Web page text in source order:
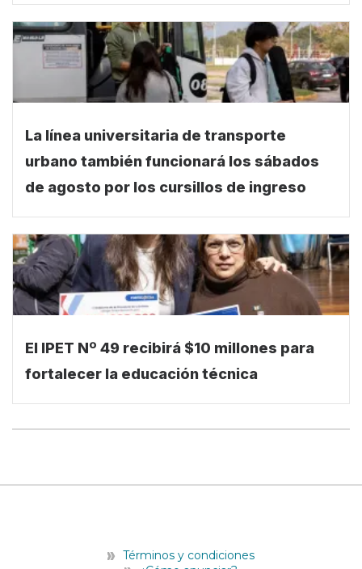
La línea universitaria de transporte
urbano también funcionará los sábados
de agosto por los cursillos de ingreso
El IPET Nº 49 recibirá $10 millones para
fortalecer la educación técnica
Términos y condiciones